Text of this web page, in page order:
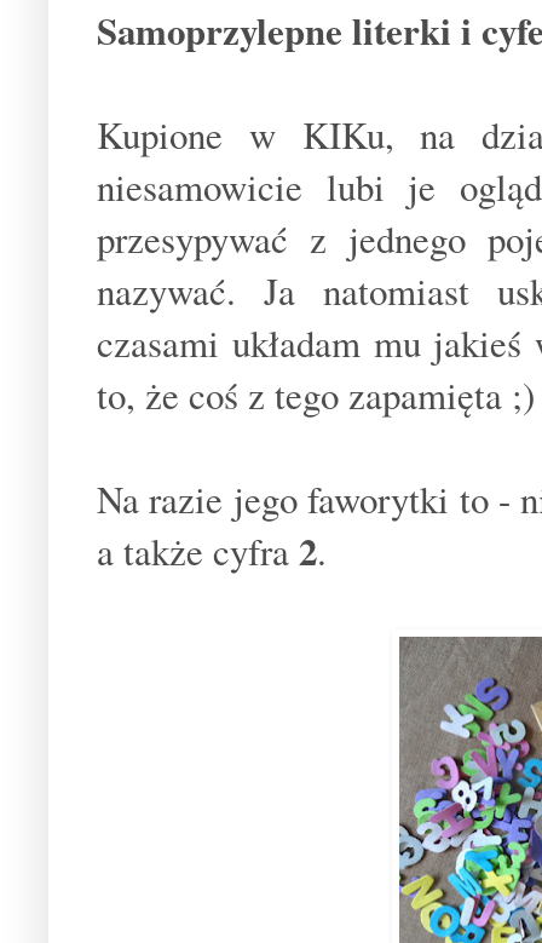
Samoprzylepne literki i
Kupione w KIKu, na
niesamowicie lubi je
przesypywać z jednego
nazywać. Ja natomiast
czasami układam mu
to, że coś z tego zapamięta ;)
Na razie jego faworytki to -
a także cyfra2.